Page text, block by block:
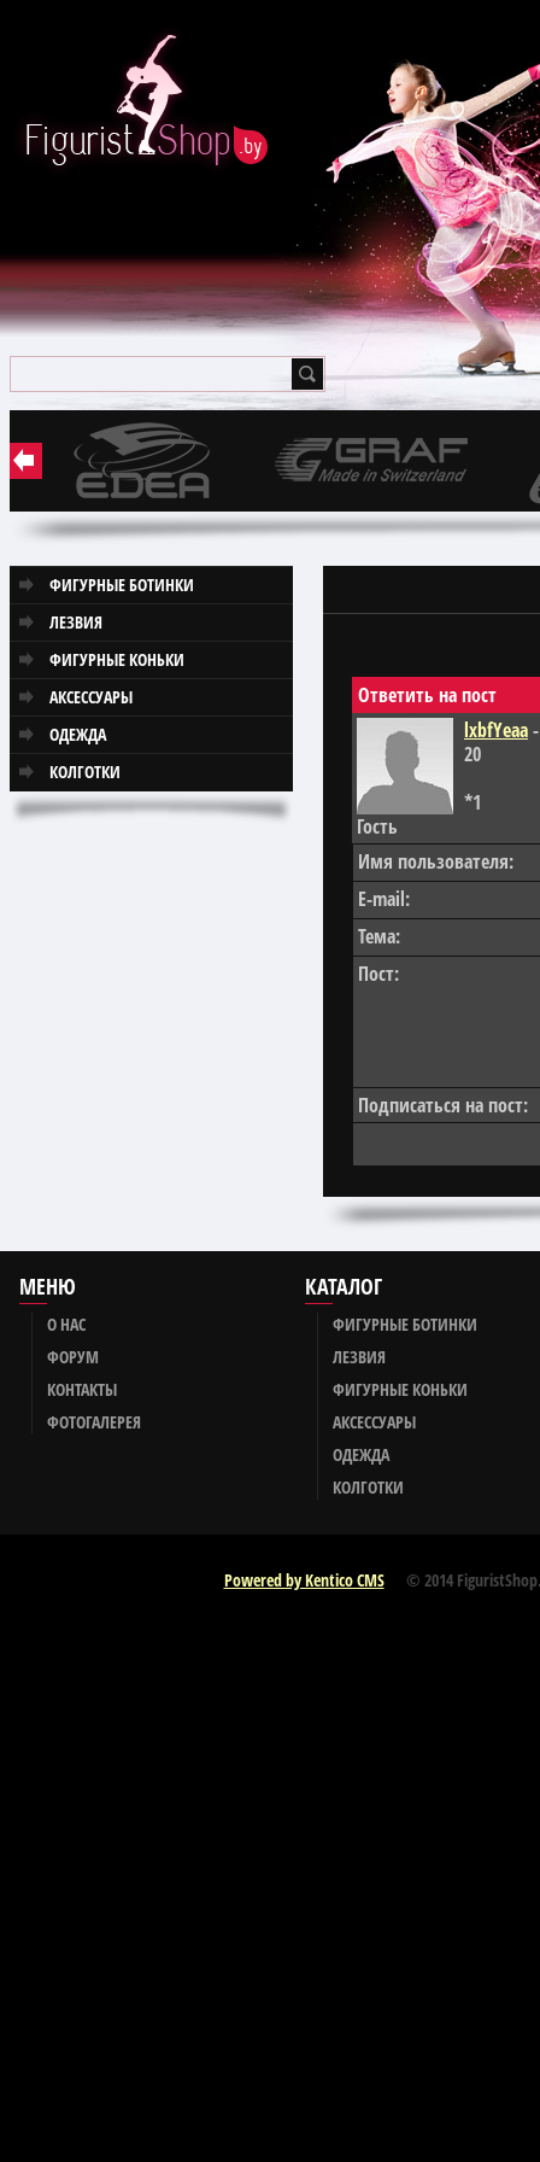
ФИГУРНЫЕ БОТИНКИ
ЛЕЗВИЯ
ФИГУРНЫЕ КОНЬКИ
АКСЕССУАРЫ
ОДЕЖДА
КОЛГОТКИ
Ответить на пост
Гость
lxbfYeaa-
20
*1
Имя пользователя:
E-mail:
Тема:
Пост:
Подписаться на пост:
МЕНЮ
О НАС
ФОРУМ
КОНТАКТЫ
ФОТОГАЛЕРЕЯ
КАТАЛОГ
ФИГУРНЫЕ БОТИНКИ
ЛЕЗВИЯ
ФИГУРНЫЕ КОНЬКИ
АКСЕССУАРЫ
ОДЕЖДА
КОЛГОТКИ
Powered by Kentico CMS© 2014